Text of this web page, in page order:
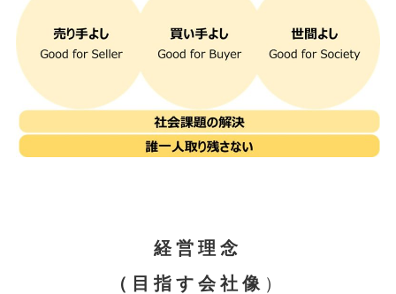
経営理念
（目指す会社像 ）